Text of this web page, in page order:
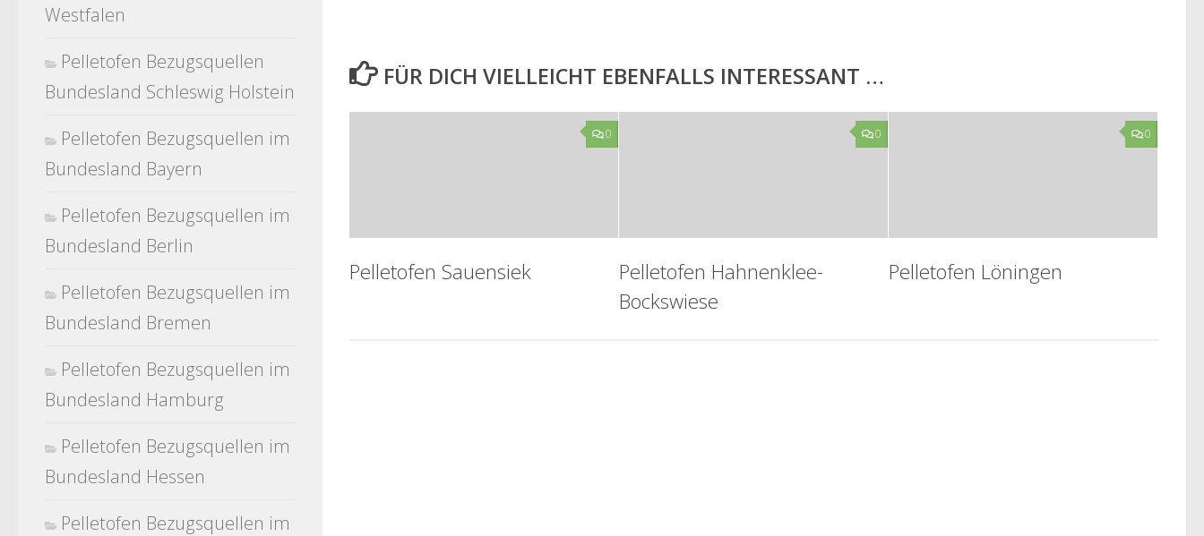
FÜR DICH VIELLEICHT EBENFALLS INTERESSANT …
0
Pelletofen Sauensiek
0
Pelletofen Hahnenklee-
Bockswiese
0
Pelletofen Löningen
Westfalen
Pelletofen Bezugsquellen
Bundesland Schleswig Holstein
Pelletofen Bezugsquellen im
Bundesland Bayern
Pelletofen Bezugsquellen im
Bundesland Berlin
Pelletofen Bezugsquellen im
Bundesland Bremen
Pelletofen Bezugsquellen im
Bundesland Hamburg
Pelletofen Bezugsquellen im
Bundesland Hessen
Pelletofen Bezugsquellen im